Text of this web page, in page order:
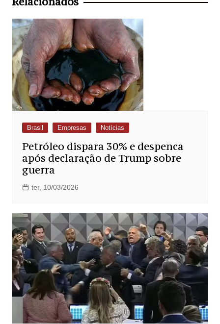
Brasil Empresas Notícias
Petróleo dispara 30% e despenca
após declaração de Trump sobre
guerra
ter, 10/03/2026